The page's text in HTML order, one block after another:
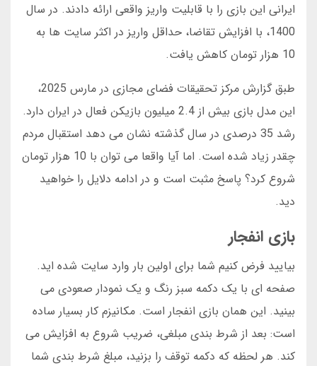
ایرانی این بازی را با قابلیت واریز واقعی ارائه دادند. در سال
1400، با افزایش تقاضا، حداقل واریز در اکثر سایت ها به
10 هزار تومان کاهش یافت.
طبق گزارش مرکز تحقیقات فضای مجازی در مارس 2025،
این مدل بازی بیش از 2.4 میلیون بازیکن فعال در ایران دارد.
رشد 35 درصدی در سال گذشته نشان می دهد استقبال مردم
چقدر زیاد شده است. اما آیا واقعا می توان با 10 هزار تومان
شروع کرد؟ پاسخ مثبت است و در ادامه دلایل را خواهید
دید.
بازی انفجار
بیایید فرض کنیم شما برای اولین بار وارد سایت شده اید.
صفحه ای با یک دکمه سبز رنگ و یک نمودار صعودی می
بینید. این همان بازی انفجار است. مکانیزم کار بسیار ساده
است: بعد از شرط بندی مبلغی، ضریب شروع به افزایش می
کند. هر لحظه که دکمه توقف را بزنید، مبلغ شرط بندی شما